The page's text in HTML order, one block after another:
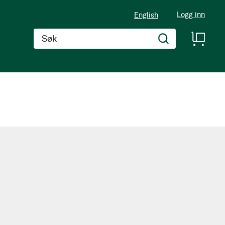
English Logg inn
Søk